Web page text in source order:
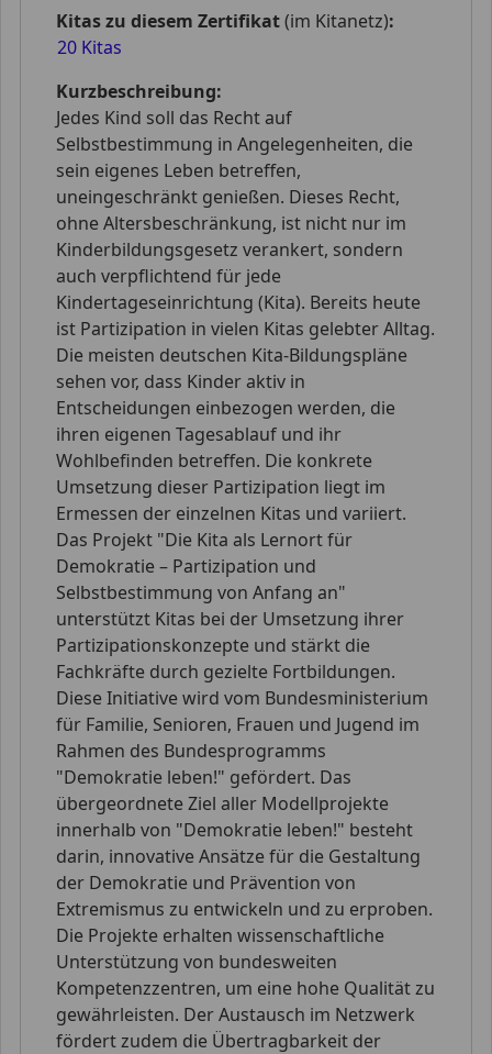
Kitas zu diesem Zertifikat(im Kitanetz):
20 Kitas
Kurzbeschreibung:
Jedes Kind soll das Recht auf
Selbstbestimmung in Angelegenheiten, die
sein eigenes Leben betreffen,
uneingeschränkt genießen. Dieses Recht,
ohne Altersbeschränkung, ist nicht nur im
Kinderbildungsgesetz verankert, sondern
auch verpflichtend für jede
Kindertageseinrichtung (Kita). Bereits heute
ist Partizipation in vielen Kitas gelebter Alltag.
Die meisten deutschen Kita-Bildungspläne
sehen vor, dass Kinder aktiv in
Entscheidungen einbezogen werden, die
ihren eigenen Tagesablauf und ihr
Wohlbefinden betreffen. Die konkrete
Umsetzung dieser Partizipation liegt im
Ermessen der einzelnen Kitas und variiert.
Das Projekt "Die Kita als Lernort für
Demokratie – Partizipation und
Selbstbestimmung von Anfang an"
unterstützt Kitas bei der Umsetzung ihrer
Partizipationskonzepte und stärkt die
Fachkräfte durch gezielte Fortbildungen.
Diese Initiative wird vom Bundesministerium
für Familie, Senioren, Frauen und Jugend im
Rahmen des Bundesprogramms
"Demokratie leben!" gefördert. Das
übergeordnete Ziel aller Modellprojekte
innerhalb von "Demokratie leben!" besteht
darin, innovative Ansätze für die Gestaltung
der Demokratie und Prävention von
Extremismus zu entwickeln und zu erproben.
Die Projekte erhalten wissenschaftliche
Unterstützung von bundesweiten
Kompetenzzentren, um eine hohe Qualität zu
gewährleisten. Der Austausch im Netzwerk
fördert zudem die Übertragbarkeit der